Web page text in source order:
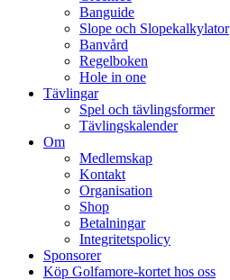
Banguide
Slope och Slopekalkylator
Banvård
Regelboken
Hole in one
Tävlingar
Spel och tävlingsformer
Tävlingskalender
Om
Medlemskap
Kontakt
Organisation
Shop
Betalningar
Integritetspolicy
Sponsorer
Köp Golfamore-kortet hos oss